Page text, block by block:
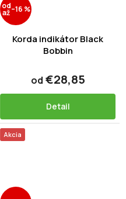
od
až–16 %
Korda indikátor Black
Bobbin
od €28,85
Detail
Akcia